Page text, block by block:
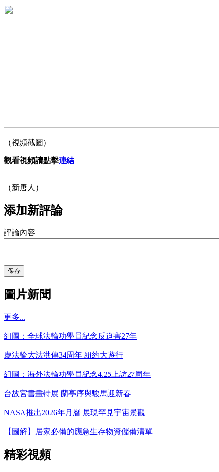
（視頻截圖）
觀看視頻請點擊連結
（新唐人）
添加新評論
評論內容
保存
圖片新聞
更多...
組圖：全球法輪功學員紀念反迫害27年
慶法輪大法洪傳34周年 紐約大遊行
組圖：海外法輪功學員紀念4.25上訪27周年
台故宮書畫特展 蘭亭序與駿馬迎新春
NASA推出2026年月曆 展現罕見宇宙景觀
【圖解】居家必備的應急生存物資儲備清單
精彩視頻